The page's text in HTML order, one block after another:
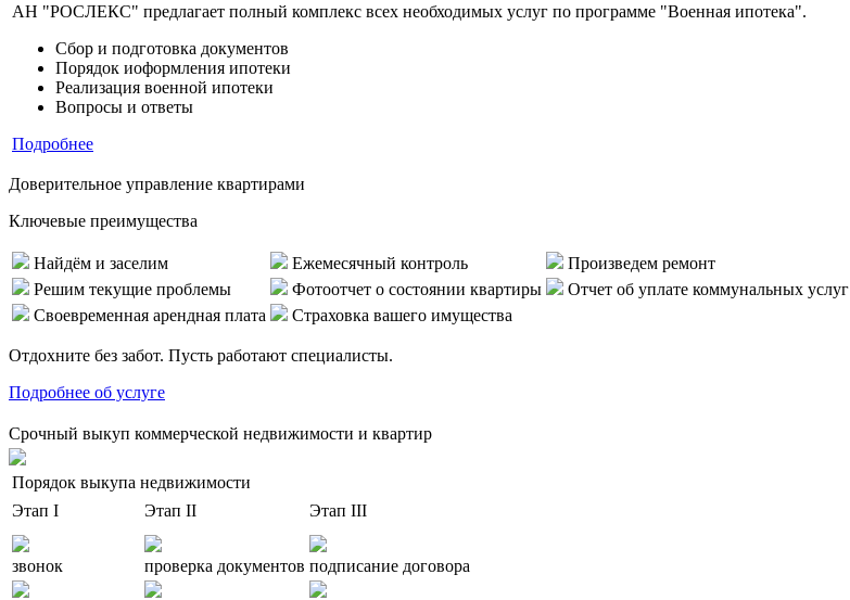
АН "РОСЛЕКС" предлагает полный комплекс всех необходимых услуг по программе "Военная ипотека".
Сбор и подготовка документов
Порядок иоформления ипотеки
Реализация военной ипотеки
Вопросы и ответы
Подробнее
Доверительное управление квартирами
Ключевые преимущества
Найдём и заселим Ежемесячный контроль
Произведем ремонт
Решим текущие проблемы
Фотоотчет о состоянии квартиры
Отчет об уплате коммунальных услуг
Своевременная арендная плата
Страховка вашего имущества
Отдохните без забот. Пусть работают специалисты.
Подробнее об услуге
Срочный выкуп коммерческой недвижимости и квартир
Порядок выкупа недвижимости
Этап I
Этап II Этап III
звонок проверка документов подписание договора